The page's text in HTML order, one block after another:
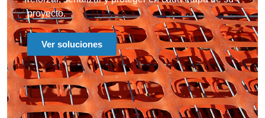
proyecto.
Ver soluciones